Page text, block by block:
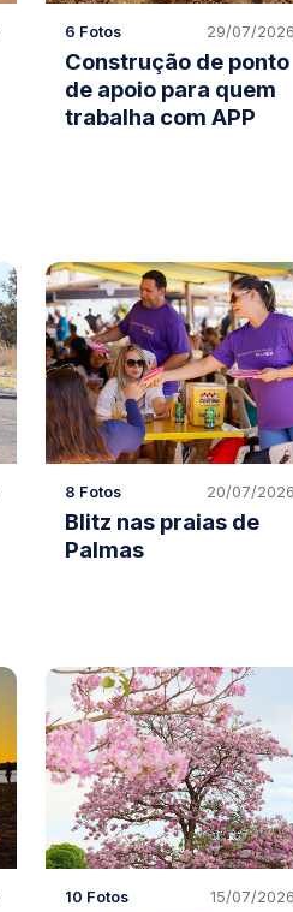
6 Fotos 29/07/2026
Construção de ponto
de apoio para quem
trabalha com APP
8 Fotos 20/07/2026
Blitz nas praias de
Palmas
10 Fotos 15/07/2026